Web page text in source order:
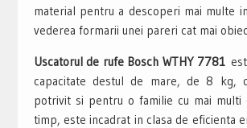
material pentru a descoperi mai multe
vederea formarii unei pareri cat mai
Uscatorul de rufe Bosch WTHY 7781
capacitate destul de mare, de 8 kg,
potrivit si pentru o familie cu mai multi
timp, este incadrat in clasa de eficienta